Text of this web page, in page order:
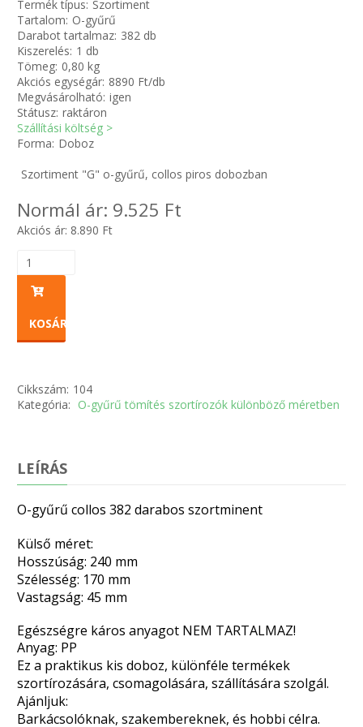
Zsinór Körszelvényű tömítőzsinórok
KÁBELVEZETŐ GUMI - HATÁROLÓK
SIMÍTÓZÁRAS TASAK
TÖMLŐBILINCS
Termék típus: Szortiment
Tartalom: O-gyűrű
Darabot tartalmaz: 382 db
Kiszerelés: 1 db
Tömeg: 0,80 kg
Akciós egységár: 8890 Ft/db
Megvásárolható: igen
Státusz: raktáron
Szállítási költség >
Forma: Doboz
Szortiment "G" o-gyűrű, collos piros dobozban
Normál ár: 9.525 Ft
Akciós ár: 8.890 Ft
KOSÁRBA
Cikkszám: 104
Kategória: O-gyűrű tömítés szortírozók különböző méretben
LEÍRÁS
O-gyűrű collos 382 darabos szortminent
Külső méret:
Hosszúság: 240 mm
Szélesség: 170 mm
Vastagság: 45 mm
Egészségre káros anyagot NEM TARTALMAZ!
Anyag: PP
Ez a praktikus kis doboz, különféle termékek
szortírozására, csomagolására, szállítására szolgál.
Ajánljuk:
Barkácsolóknak, szakembereknek, és hobbi célra.